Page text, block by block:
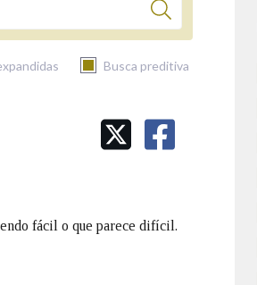
Busca preditiva
fácil o que parece difícil.